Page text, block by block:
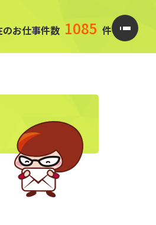
のお仕事件数 1085 件